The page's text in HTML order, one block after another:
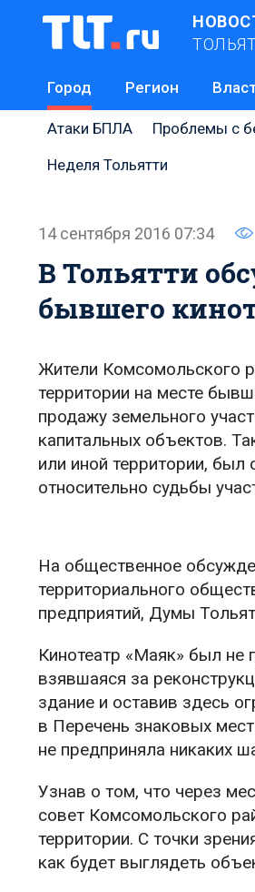
Город Регион
Атаки БПЛА Проблемы с
Неделя Тольятти
14 сентября 2016 07:34
В Тольятти
бывшего
Жители Комсомольского
территории на месте
продажу земельного
капитальных объектов.
или иной территории,
относительно судьбы
На общественное
территориального
предприятий, Думы
Кинотеатр «Маяк» был не
взявшаяся за
здание и оставив здесь
в Перечень знаковых
не предприняла никаких
Узнав о том, что через
совет Комсомольского
территории. С точки
как будет выглядеть